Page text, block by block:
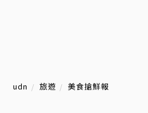
udn 旅遊 美食搶鮮報